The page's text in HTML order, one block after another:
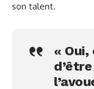
son talent.
«